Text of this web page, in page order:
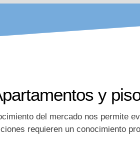
y
del mercado nos permite
requieren un conocimiento